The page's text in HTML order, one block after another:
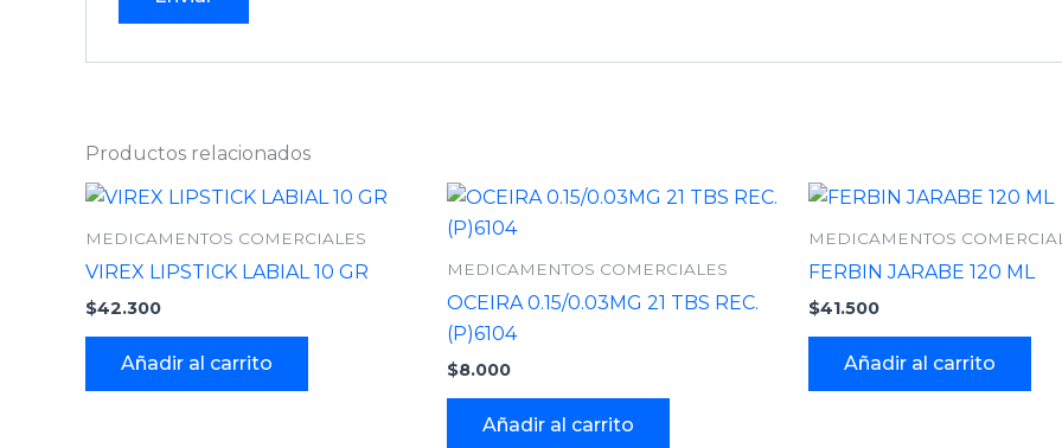
Productos relacionados
MEDICAMENTOS COMERCIALES
VIREX LIPSTICK LABIAL 10 GR
$42.300
Añadir al carrito
MEDICAMENTOS COMERCIALES
OCEIRA 0.15/0.03MG 21 TBS REC.
(P)6104
$8.000
Añadir al carrito
MEDICAMENTOS
FERBIN JARABE 120 ML
$41.500
Añadir al carrito